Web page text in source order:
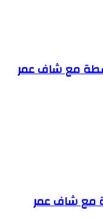
مع شاف عمر
مع شاف عمر